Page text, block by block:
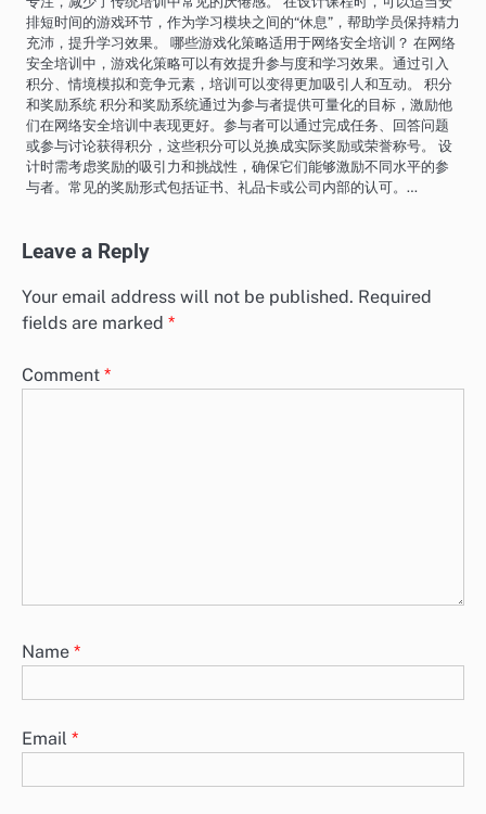
排短时间的游戏环节，作为学习模块之间的“休息”，帮助学员保持精力
充沛，提升学习效果。 哪些游戏化策略适用于网络安全培训？ 在网络
安全培训中，游戏化策略可以有效提升参与度和学习效果。通过引入
积分、情境模拟和竞争元素，培训可以变得更加吸引人和互动。 积分
和奖励系统 积分和奖励系统通过为参与者提供可量化的目标，激励他
们在网络安全培训中表现更好。参与者可以通过完成任务、回答问题
或参与讨论获得积分，这些积分可以兑换成实际奖励或荣誉称号。 设
计时需考虑奖励的吸引力和挑战性，确保它们能够激励不同水平的参
与者。常见的奖励形式包括证书、礼品卡或公司内部的认可。…
Leave a Reply
Your email address will not be published. Required
fields are marked *
Comment *
Name *
Email *